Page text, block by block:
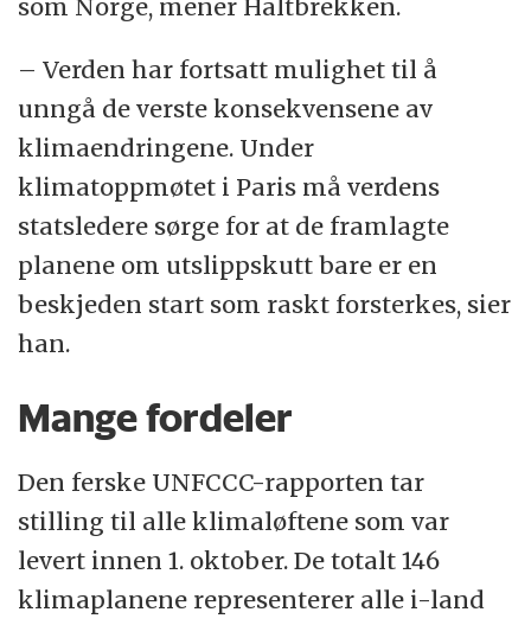
som Norge, mener Haltbrekken.
– Verden har fortsatt mulighet til å
unngå de verste konsekvensene av
klimaendringene. Under
klimatoppmøtet i Paris må verdens
statsledere sørge for at de framlagte
planene om utslippskutt bare er en
beskjeden start som raskt forsterkes, sier
han.
Mange fordeler
Den ferske UNFCCC-rapporten tar
stilling til alle klimaløftene som var
levert innen 1. oktober. De totalt 146
klimaplanene representerer alle i-land